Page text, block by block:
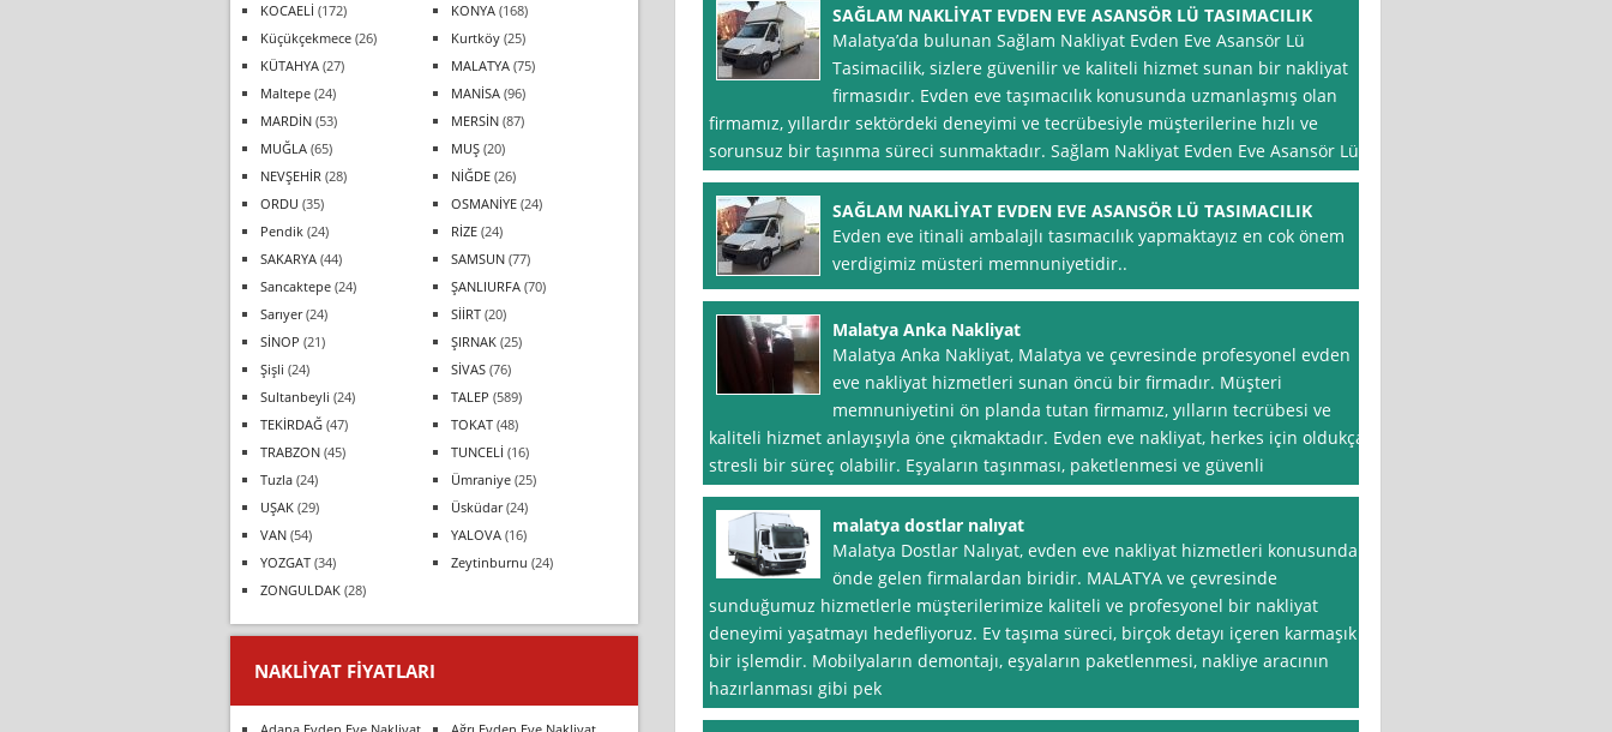
SAĞLAM NAKLİYAT EVDEN EVE ASANSÖR LÜ TASIMACILIK
Malatya’da bulunan Sağlam Nakliyat Evden Eve Asansör Lü
Tasimacilik, sizlere güvenilir ve kaliteli hizmet sunan bir nakliyat
firmasıdır. Evden eve taşımacılık konusunda uzmanlaşmış olan
firmamız, yıllardır sektördeki deneyimi ve tecrübesiyle müşterilerine hızlı ve
sorunsuz bir taşınma süreci sunmaktadır. Sağlam Nakliyat Evden Eve Asansör Lü
SAĞLAM NAKLİYAT EVDEN EVE ASANSÖR LÜ TASIMACILIK
Evden eve itinali ambalajlı tasımacılık yapmaktayız en cok önem
verdigimiz müsteri memnuniyetidir..
Malatya Anka Nakliyat
Malatya Anka Nakliyat, Malatya ve çevresinde profesyonel evden
eve nakliyat hizmetleri sunan öncü bir firmadır. Müşteri
memnuniyetini ön planda tutan firmamız, yılların tecrübesi ve
kaliteli hizmet anlayışıyla öne çıkmaktadır. Evden eve nakliyat, herkes için oldukça
stresli bir süreç olabilir. Eşyaların taşınması, paketlenmesi ve güvenli
malatya dostlar nalıyat
Malatya Dostlar Nalıyat, evden eve nakliyat hizmetleri konusunda
önde gelen firmalardan biridir. MALATYA ve çevresinde
sunduğumuz hizmetlerle müşterilerimize kaliteli ve profesyonel bir nakliyat
deneyimi yaşatmayı hedefliyoruz. Ev taşıma süreci, birçok detayı içeren karmaşık
bir işlemdir. Mobilyaların demontajı, eşyaların paketlenmesi, nakliye aracının
hazırlanması gibi pek
KOCAELİ (172) KONYA (168)
Küçükçekmece (26) Kurtköy (25)
KÜTAHYA (27) MALATYA (75)
Maltepe (24) MANİSA (96)
MARDİN (53) MERSİN (87)
MUĞLA (65) MUŞ (20)
NEVŞEHİR (28) NİĞDE (26)
ORDU (35) OSMANİYE (24)
Pendik (24) RİZE (24)
SAKARYA (44) SAMSUN (77)
Sancaktepe (24) ŞANLIURFA (70)
Sarıyer(24) SİİRT (20)
SİNOP (21) ŞIRNAK (25)
Şişli (24) SİVAS (76)
Sultanbeyli (24) TALEP (589)
TEKİRDAĞ (47) TOKAT (48)
TRABZON (45) TUNCELİ (16)
Tuzla (24) Ümraniye (25)
UŞAK (29) Üsküdar(24)
VAN (54) YALOVA (16)
YOZGAT (34) Zeytinburnu (24)
ZONGULDAK (28)
NAKLIYAT FIYATLARI